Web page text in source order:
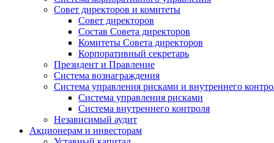
Совет директоров и комитеты
Совет директоров
Состав Совета директоров
Комитеты Совета директоров
Корпоративный секретарь
Президент и Правление
Система вознаграждения
Система управления рисками и внутреннего
Система управления рисками
Система внутреннего контроля
Независимый аудит
Акционерам и инвесторам